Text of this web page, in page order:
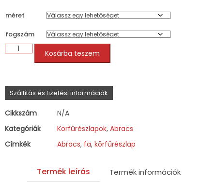
méret
fogszám
Abracs
betétlapkás
körfűrészlap
mennyiség
Kosárba teszem
Szállítás és fizetési információk
Cikkszám
N/A
Kategóriák
Körfűrészlapok, Abracs
Címkék
Abracs, fa, körfűrészlap
Termék leírás Termék információk